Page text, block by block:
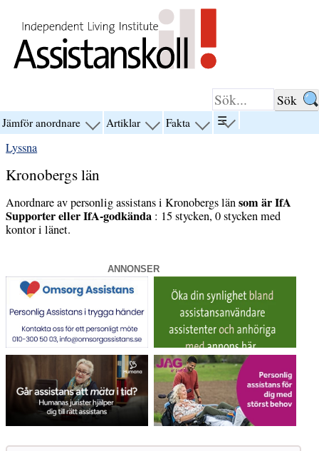
Jämför anordnare visa
anordnare”
Artiklar visa Fakta visa
☰visa
menyn
Lyssna
Kronobergs län
Anordnare av personlig assistans i Kronobergs länsom är IfA
Supporter eller IfA-godkända : 15 stycken, 0 stycken med
kontor i länet.
ANNONSER